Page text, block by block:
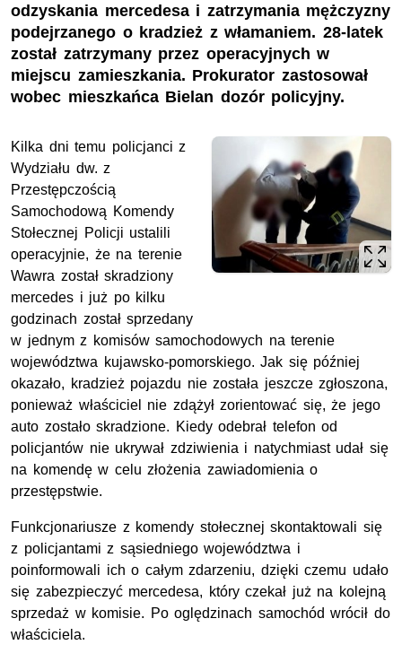
odzyskania mercedesa i zatrzymania mężczyzny
podejrzanego o kradzież z włamaniem. 28-latek
został zatrzymany przez operacyjnych w
miejscu zamieszkania. Prokurator zastosował
wobec mieszkańca Bielan dozór policyjny.
Kilka dni temu policjanci z
Wydziału dw. z
Przestępczością
Samochodową Komendy
Stołecznej Policji ustalili
operacyjnie, że na terenie
Wawra został skradziony
mercedes i już po kilku
godzinach został sprzedany
w jednym z komisów samochodowych na terenie
województwa kujawsko-pomorskiego. Jak się później
okazało, kradzież pojazdu nie została jeszcze zgłoszona,
ponieważ właściciel nie zdążył zorientować się, że jego
auto zostało skradzione. Kiedy odebrał telefon od
policjantów nie ukrywał zdziwienia i natychmiast udał się
na komendę w celu złożenia zawiadomienia o
przestępstwie.
Funkcjonariusze z komendy stołecznej skontaktowali się
z policjantami z sąsiedniego województwa i
poinformowali ich o całym zdarzeniu, dzięki czemu udało
się zabezpieczyć mercedesa, który czekał już na kolejną
sprzedaż w komisie. Po oględzinach samochód wrócił do
właściciela.